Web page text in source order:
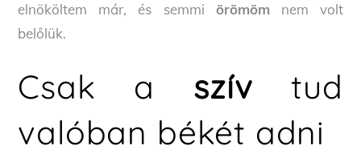
elnököltem már, és semmi örömöm nem volt
belőlük.
Csak a szív tud
valóban békét adni